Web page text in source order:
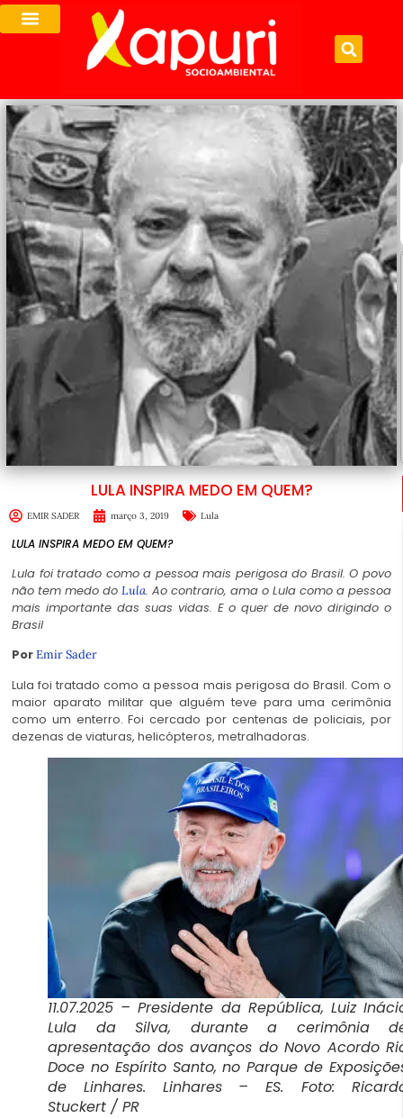
LULA INSPIRA MEDO EM QUEM?
EMIR SADER março 3, 2019 Lula
LULA INSPIRA MEDO EM QUEM?
Lula foi tratado como a pessoa mais perigosa do Brasil. O povo
não tem medo do Lula. Ao contrario, ama o Lula como a pessoa
mais importante das suas vidas. E o quer de novo dirigindo o
Brasil
PorEmir Sader
Lula foi tratado como a pessoa mais perigosa do Brasil. Com o
maior aparato militar que alguém teve para uma cerimônia
como um enterro. Foi cercado por centenas de policiais, por
dezenas de viaturas, helicópteros, metralhadoras.
11.07.2025 – Presidente da República, Luiz
Lula da Silva, durante a cerimônia
apresentação dos avanços do Novo Acordo
Doce no Espírito Santo, no Parque de
de Linhares. Linhares – ES. Foto:
Stuckert / PR